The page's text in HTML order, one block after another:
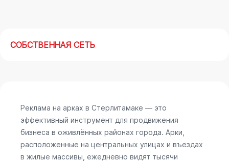
СОБСТВЕННАЯ СЕТЬ
Реклама на арках в Стерлитамаке — это
эффективный инструмент для продвижения
бизнеса в оживлённых районах города. Арки,
расположенные на центральных улицах и въездах
в жилые массивы, ежедневно видят тысячи